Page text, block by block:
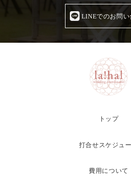
LINEでのお問い
トップ
打合せスケジュ
費用について